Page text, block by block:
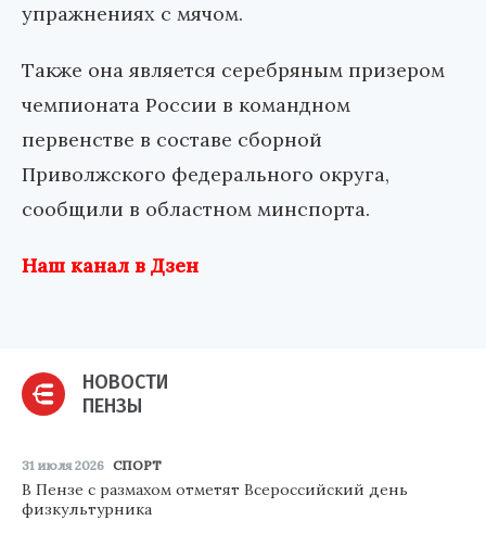
упражнениях с мячом.
Также она является серебряным призером
чемпионата России в командном
первенстве в составе сборной
Приволжского федерального округа,
сообщили в областном минспорта.
Наш канал в Дзен
НОВОСТИ
ПЕНЗЫ
31 июля 2026 СПОРТ
В Пензе с размахом отметят Всероссийский день
физкультурника